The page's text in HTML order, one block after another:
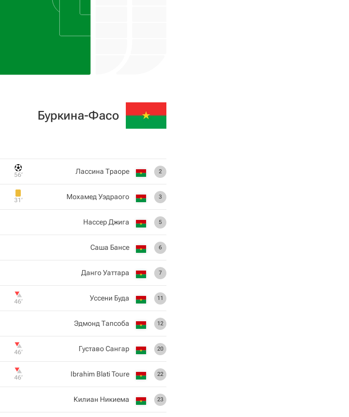
Буркина-Фасо
2
Лассина Траоре
56‎’‎
3
Мохамед Уэдраого
31‎’‎
5
Нассер Джига
6
Саша Бансе
7
Данго Уаттара
11
Уссени Буда
46‎’‎
12
Эдмонд Тапсоба
20
Густаво Сангар
46‎’‎
22
Ibrahim Blati Toure
46‎’‎
23
Килиан Никиема